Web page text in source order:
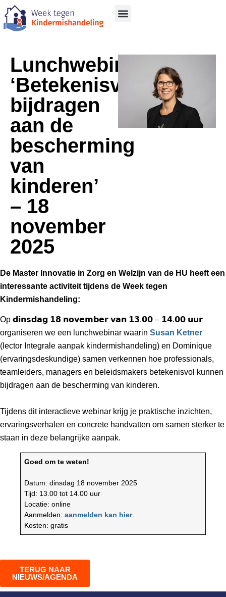
Lunchwebinar
‘Betekenisvol
bijdragen
aan de
bescherming
van
kinderen’
– 18
november
2025
De Master Innovatie in Zorg en Welzijn van de HU heeft een
interessante activiteit tijdens de Week tegen
Kindermishandeling:
Op 𝗱𝗶𝗻𝘀𝗱𝗮𝗴 𝟭𝟴 𝗻𝗼𝘃𝗲𝗺𝗯𝗲𝗿 𝘃𝗮𝗻 𝟭𝟯.𝟬𝟬 – 𝟭𝟰.𝟬𝟬 𝘂𝘂𝗿
organiseren we een lunchwebinar waarin Susan Ketner
(lector Integrale aanpak kindermishandeling) en Dominique
(ervaringsdeskundige) samen verkennen hoe professionals,
teamleiders, managers en beleidsmakers betekenisvol kunnen
bijdragen aan de bescherming van kinderen.
Tijdens dit interactieve webinar krijg je praktische inzichten,
ervaringsverhalen en concrete handvatten om samen sterker te
staan in deze belangrijke aanpak.
Goed om te weten!
Datum: dinsdag 18 november 2025
Tijd: 13.00 tot 14.00 uur
Locatie: online
Aanmelden:aanmelden kan hier.
Kosten: gratis
TERUG NAAR
NIEUWS/AGENDA